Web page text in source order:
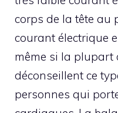
corps de la tête au
courant électrique
même si la plupart
déconseillent ce
personnes qui